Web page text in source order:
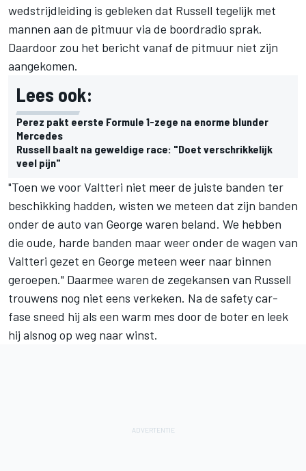
wedstrijdleiding is gebleken dat Russell tegelijk met
mannen aan de pitmuur via de boordradio sprak.
Daardoor zou het bericht vanaf de pitmuur niet zijn
aangekomen.
Lees ook:
Perez pakt eerste Formule 1-zege na enorme blunder
Mercedes
Russell baalt na geweldige race: "Doet verschrikkelijk
veel pijn"
"Toen we voor Valtteri niet meer de juiste banden ter
beschikking hadden, wisten we meteen dat zijn banden
onder de auto van George waren beland. We hebben
die oude, harde banden maar weer onder de wagen van
Valtteri gezet en George meteen weer naar binnen
geroepen." Daarmee waren de zegekansen van Russell
trouwens nog niet eens verkeken. Na de safety car-
fase sneed hij als een warm mes door de boter en leek
hij alsnog op weg naar winst.